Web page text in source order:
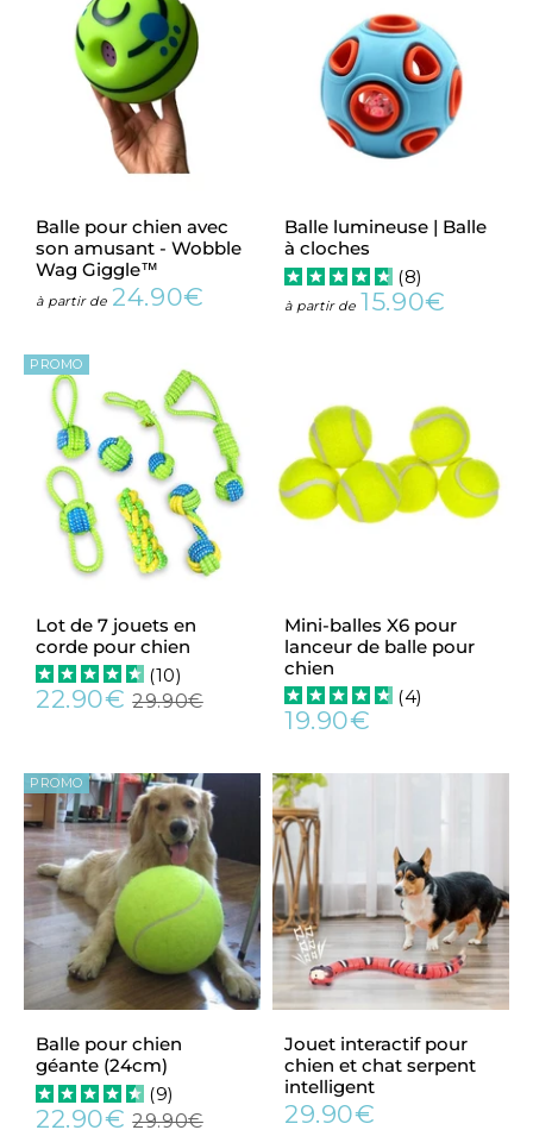
Balle pour chien avec
son amusant - Wobble
Wag Giggle™
à partir de Prix
24.90€
Balle lumineuse | Balle
à cloches
(8)
à partir de Prix
15.90€
PROMO
Lot de 7 jouets en
corde pour chien
(10)
Prix
22.90€ 22.90€
Prix
29.90€29.90€
Mini-balles X6 pour
lanceur de balle pour
chien
(4)
Prix
19.90€
PROMO
Balle pour chien
géante (24cm)
(9)
Prix
22.90€ 22.90€
Prix
29.90€29.90€
Jouet interactif pour
chien et chat serpent
intelligent
Prix
29.90€